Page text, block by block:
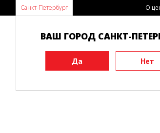
Санкт-Петербург О
Каталог
ВАШ ГОРОД САНКТ-
Инвентарь